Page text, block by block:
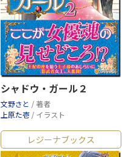
シャドウ・ガール２
文野さと / 著者
上原た壱 / イラスト
レジーナブックス